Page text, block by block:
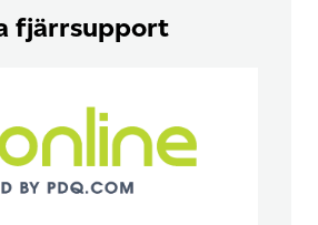
fjärrsupport